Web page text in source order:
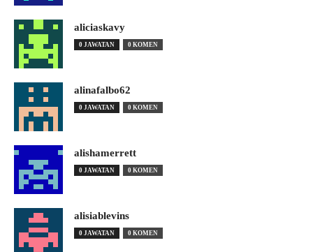
aliciaskavy
0 JAWATAN 0 KOMEN
alinafalbo62
0 JAWATAN 0 KOMEN
alishamerrett
0 JAWATAN 0 KOMEN
alisiablevins
0 JAWATAN 0 KOMEN